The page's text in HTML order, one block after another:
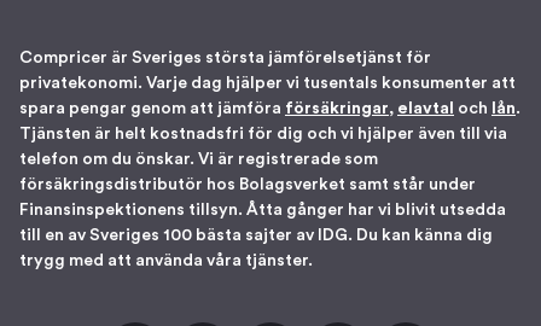
Compricer är Sveriges största jämförelsetjänst för
privatekonomi. Varje dag hjälper vi tusentals konsumenter att
spara pengar genom att jämföra försäkringar, elavtal och lån.
Tjänsten är helt kostnadsfri för dig och vi hjälper även till via
telefon om du önskar. Vi är registrerade som
försäkringsdistributör hos Bolagsverket samt står under
Finansinspektionens tillsyn. Åtta gånger har vi blivit utsedda
till en av Sveriges 100 bästa sajter av IDG. Du kan känna dig
trygg med att använda våra tjänster.